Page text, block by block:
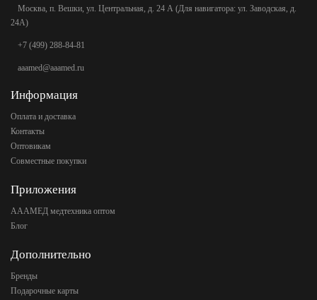
Москва, п. Вешки, ул. Центральная, д. 24 А (Для навигатора: ул. Заводская, д.
24А)
+7 (499) 288-84-81
aaamed@aaamed.ru
Информация
Оплата и доставка
Контакты
Оптовикам
Совместные покупки
Приложения
АААМЕД медтехника оптом
Блог
Дополнительно
Бренды
Подарочные карты